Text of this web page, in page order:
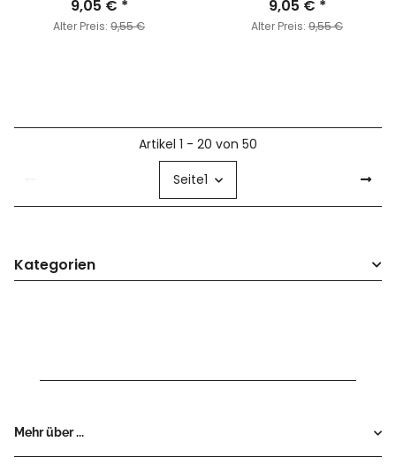
9,05 € *
Alter Preis: 9,55 €
9,05 € *
Alter Preis: 9,55 €
Artikel 1 - 20 von 50
Seite1
Kategorien
Mehr über ...